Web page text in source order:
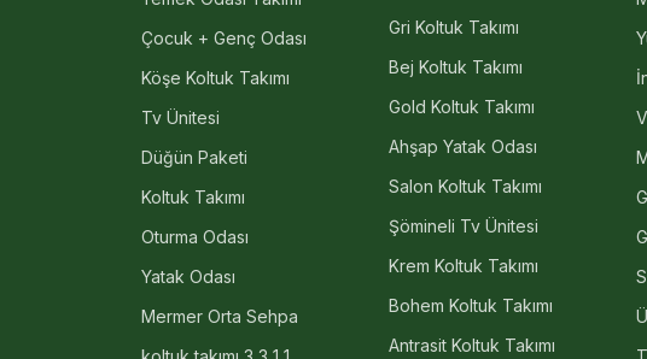
Çocuk + Genç Odası
Köşe Koltuk Takımı
Tv Ünitesi
Düğün Paketi
Koltuk Takımı
Oturma Odası
Yatak Odası
Mermer Orta Sehpa
Gri Koltuk Takımı
Bej Koltuk Takımı
Gold Koltuk Takımı
Ahşap Yatak Odası
Salon Koltuk Takımı
Şömineli Tv Ünitesi
Krem Koltuk Takımı
Bohem Koltuk Takımı
Antrasit Koltuk Takımı